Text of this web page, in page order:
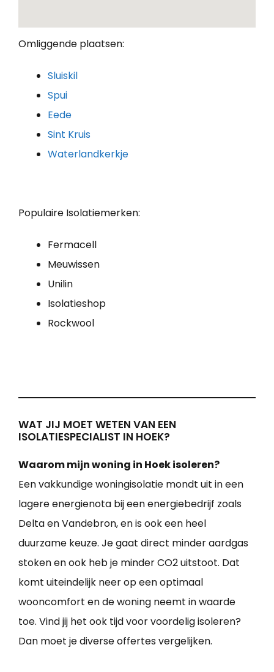
Omliggende plaatsen:
Sluiskil
Spui
Eede
Sint Kruis
Waterlandkerkje
Populaire Isolatiemerken:
Fermacell
Meuwissen
Unilin
Isolatieshop
Rockwool
WAT JIJ MOET WETEN VAN EEN
ISOLATIESPECIALIST IN HOEK?
Waarom mijn woning in Hoek isoleren?
Een vakkundige woningisolatie mondt uit in een
lagere energienota bij een energiebedrijf zoals
Delta en Vandebron, en is ook een heel
duurzame keuze. Je gaat direct minder aardgas
stoken en ook heb je minder CO2 uitstoot. Dat
komt uiteindelijk neer op een optimaal
wooncomfort en de woning neemt in waarde
toe. Vind jij het ook tijd voor voordelig isoleren?
Dan moet je diverse offertes vergelijken.